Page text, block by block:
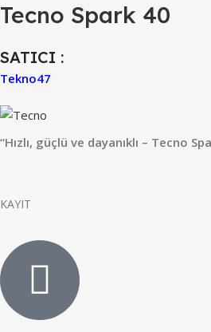
Tecno Spark 40
SATICI :
Tekno47
“Hızlı, güçlü ve dayanıklı – Tecno
KAYIT